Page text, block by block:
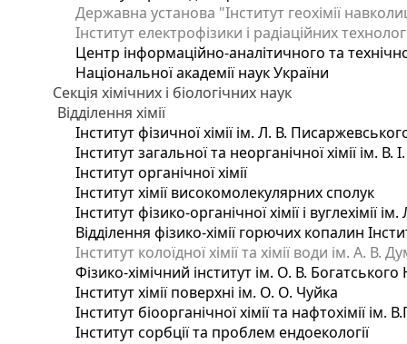
Державна установа "Інститут геохімії
Інститут електрофізики і радіаційних
Центр інформаційно-аналітичного та
Національної академії наук України
Секція хімічних і біологічних наук
Відділення хімії
Інститут фізичної хімії ім. Л. В.
Інститут загальної та неорганічної хімії ім. В.
Інститут органічної хімії
Інститут хімії високомолекулярних сполук
Інститут фізико-органічної хімії і вуглехімії
Відділення фізико-хімії горючих копалин
Інститут колоїдної хімії та хімії води ім. А.
Фізико-хімічний інститут ім. О. В.
Інститут хімії поверхні ім. О. О. Чуйка
Інститут біоорганічної хімії та нафтохімії ім.
Інститут сорбції та проблем ендоекології